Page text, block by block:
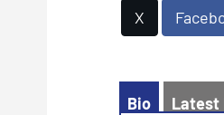
X
Bio
Latest